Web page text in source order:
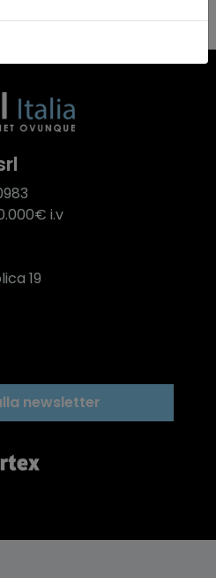
i.v
19
newsletter